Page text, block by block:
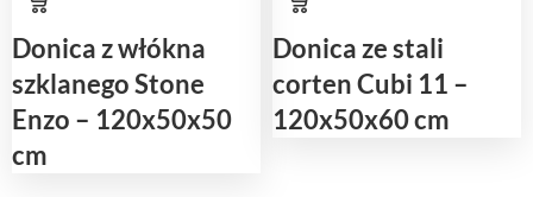
Donica z włókna
szklanego Stone
Enzo – 120x50x50
cm
Donica ze stali
corten Cubi 11 –
120x50x60 cm